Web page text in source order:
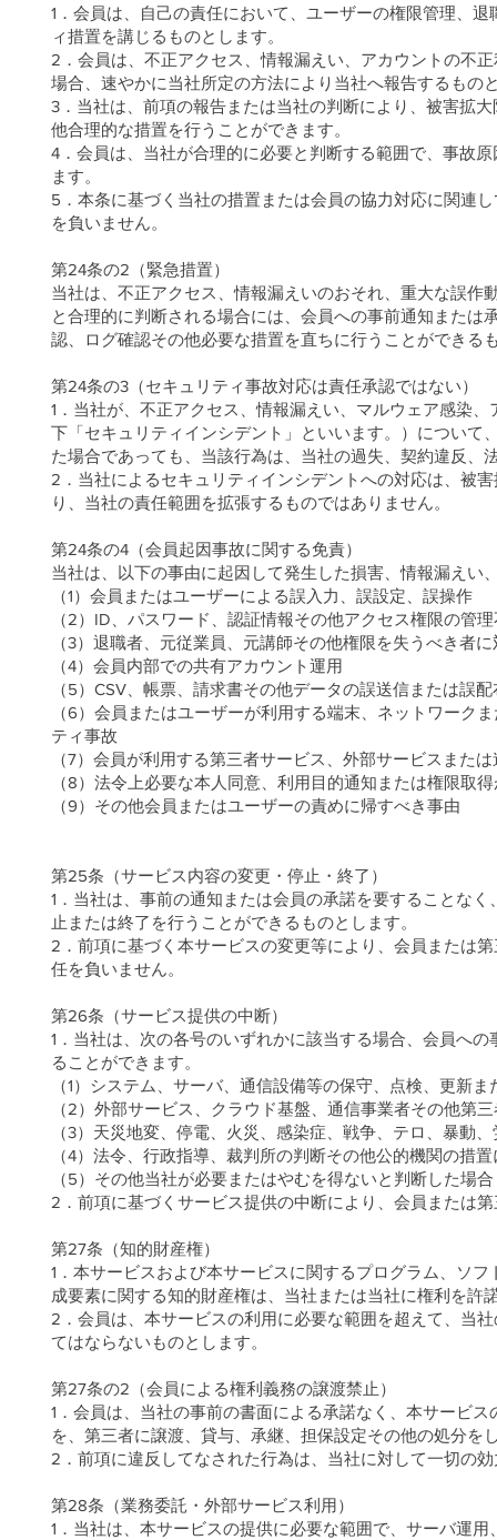
1．会員は、自己の責任において、ユーザーの権限管理、
ィ措置を講じるものとします。
2．会員は、不正アクセス、情報漏えい、アカウントの不
場合、速やかに当社所定の方法により当社へ報告するもの
3．当社は、前項の報告または当社の判断により、被害拡
他合理的な措置を行うことができます。
4．会員は、当社が合理的に必要と判断する範囲で、事故
ます。
5．本条に基づく当社の措置または会員の協力対応に関連
を負いません。
第24条の2（緊急措置）
当社は、不正アクセス、情報漏えいのおそれ、重大な誤
と合理的に判断される場合には、会員への事前通知また
認、ログ確認その他必要な措置を直ちに行うことができる
第24条の3（セキュリティ事故対応は責任承認ではない）
1．当社が、不正アクセス、情報漏えい、マルウェア感染
下「セキュリティインシデント」といいます。）につい
た場合であっても、当該行為は、当社の過失、契約違反
2．当社によるセキュリティインシデントへの対応は、被
り、当社の責任範囲を拡張するものではありません。
第24条の4（会員起因事故に関する免責）
当社は、以下の事由に起因して発生した損害、情報漏え
（1）会員またはユーザーによる誤入力、誤設定、誤操作
（2）ID、パスワード、認証情報その他アクセス権限の管
（3）退職者、元従業員、元講師その他権限を失うべき者
（4）会員内部での共有アカウント運用
（5）CSV、帳票、請求書その他データの誤送信または誤配
（6）会員またはユーザーが利用する端末、ネットワーク
ティ事故
（7）会員が利用する第三者サービス、外部サービスまた
（8）法令上必要な本人同意、利用目的通知または権限取
（9）その他会員またはユーザーの責めに帰すべき事由
第25条（サービス内容の変更・停止・終了）
1．当社は、事前の通知または会員の承諾を要することな
止または終了を行うことができるものとします。
2．前項に基づく本サービスの変更等により、会員または
任を負いません。
第26条（サービス提供の中断）
1．当社は、次の各号のいずれかに該当する場合、会員へ
ることができます。
（1）システム、サーバ、通信設備等の保守、点検、更新
（2）外部サービス、クラウド基盤、通信事業者その他第
（3）天災地変、停電、火災、感染症、戦争、テロ、暴動
（4）法令、行政指導、裁判所の判断その他公的機関の措
（5）その他当社が必要またはやむを得ないと判断した場合
2．前項に基づくサービス提供の中断により、会員または
第27条（知的財産権）
1．本サービスおよび本サービスに関するプログラム、ソ
成要素に関する知的財産権は、当社または当社に権利を許
2．会員は、本サービスの利用に必要な範囲を超えて、当
てはならないものとします。
第27条の2（会員による権利義務の譲渡禁止）
1．会員は、当社の事前の書面による承諾なく、本サービ
を、第三者に譲渡、貸与、承継、担保設定その他の処分を
2．前項に違反してなされた行為は、当社に対して一切の
第28条（業務委託・外部サービス利用）
1．当社は、本サービスの提供に必要な範囲で、サーバ運